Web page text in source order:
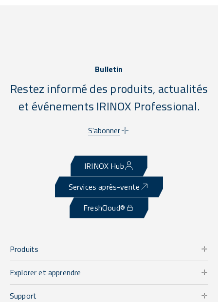
Bulletin
Restez informé des produits, actualités
et événements IRINOX Professional.
S'abonner
IRINOX Hub
Services après-vente
FreshCloud®
Produits
Explorer et apprendre
Support